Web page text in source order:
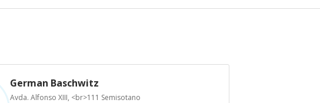
German Baschwitz
Avda. Alfonso XIII, <br>111 Semisotano